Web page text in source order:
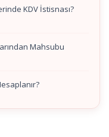
KDV İstisnası?
Mahsubu